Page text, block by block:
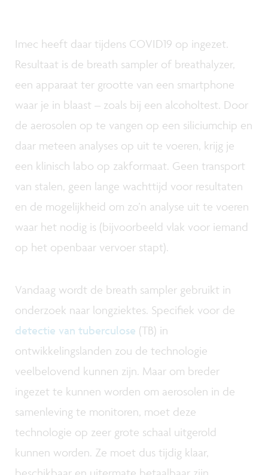
Imec heeft daar tijdens COVID19 op ingezet.
Resultaat is de breath sampler of breathalyzer,
een apparaat ter grootte van een smartphone
waar je in blaast – zoals bij een alcoholtest. Door
de aerosolen op te vangen op een siliciumchip en
daar meteen analyses op uit te voeren, krijg je
een klinisch labo op zakformaat. Geen transport
van stalen, geen lange wachttijd voor resultaten
en de mogelijkheid om zo’n analyse uit te voeren
waar het nodig is (bijvoorbeeld vlak voor iemand
op het openbaar vervoer stapt).
Vandaag wordt de breath sampler gebruikt in
onderzoek naar longziektes. Specifiek voor de
detectie van tuberculose (TB) in
ontwikkelingslanden zou de technologie
veelbelovend kunnen zijn. Maar om breder
ingezet te kunnen worden om aerosolen in de
samenleving te monitoren, moet deze
technologie op zeer grote schaal uitgerold
kunnen worden. Ze moet dus tijdig klaar,